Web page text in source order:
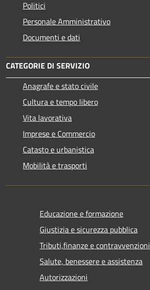
Politici
Personale Amministrativo
Documenti e dati
CATEGORIE DI SERVIZIO
Anagrafe e stato civile
Cultura e tempo libero
Vita lavorativa
Imprese e Commercio
Catasto e urbanistica
Mobilità e trasporti
Educazione e formazione
Giustizia e sicurezza pubblica
Tributi,finanze e contravvenzioni
Salute, benessere e assistenza
Autorizzazioni